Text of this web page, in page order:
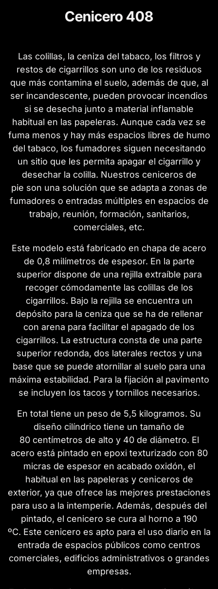
Cenicero 408
Las colillas, la ceniza del tabaco, los filtros y
restos de cigarrillos son uno de los residuos
que más contamina el suelo, además de que, al
ser incandescente, pueden provocar incendios
si se desecha junto a material inflamable
habitual en las papeleras. Aunque cada vez se
fuma menos y hay más espacios libres de humo
del tabaco, los fumadores siguen necesitando
un sitio que les permita apagar el cigarrillo y
desechar la colilla. Nuestros ceniceros de
pie son una solución que se adapta a zonas de
fumadores o entradas múltiples en espacios de
trabajo, reunión, formación, sanitarios,
comerciales, etc.
Este modelo está fabricado en chapa de acero
de 0,8 milímetros de espesor. En la parte
superior dispone de una rejilla extraíble para
recoger cómodamente las colillas de los
cigarrillos. Bajo la rejilla se encuentra un
depósito para la ceniza que se ha de rellenar
con arena para facilitar el apagado de los
cigarrillos. La estructura consta de una parte
superior redonda, dos laterales rectos y una
base que se puede atornillar al suelo para una
máxima estabilidad. Para la fijación al pavimento
se incluyen los tacos y tornillos necesarios.
En total tiene un peso de 5,5 kilogramos. Su
diseño cilíndrico tiene un tamaño de
80 centímetros de alto y 40 de diámetro. El
acero está pintado en epoxi texturizado con 80
micras de espesor en acabado oxidón, el
habitual en las papeleras y ceniceros de
exterior, ya que ofrece las mejores prestaciones
para uso a la intemperie. Además, después del
pintado, el cenicero se cura al horno a 190
ºC. Este cenicero es apto para el uso diario en la
entrada de espacios públicos como centros
comerciales, edificios administrativos o grandes
empresas.